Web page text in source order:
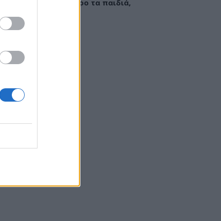
να «γεμίσει» σίδηρο τα παιδιά,